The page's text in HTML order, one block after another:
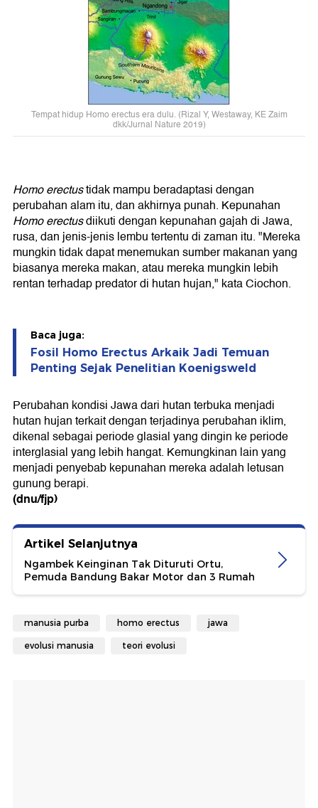
Tempat hidup Homo erectus era dulu. (Rizal Y, Westaway, KE Zaim
dkk/Jurnal Nature 2019)
Homo erectustidak mampu beradaptasi dengan
perubahan alam itu, dan akhirnya punah. Kepunahan
Homo erectusdiikuti dengan kepunahan gajah di Jawa,
rusa, dan jenis-jenis lembu tertentu di zaman itu. "Mereka
mungkin tidak dapat menemukan sumber makanan yang
biasanya mereka makan, atau mereka mungkin lebih
rentan terhadap predator di hutan hujan," kata Ciochon.
Baca juga:
Fosil Homo Erectus Arkaik Jadi Temuan
Penting Sejak Penelitian Koenigsweld
Perubahan kondisi Jawa dari hutan terbuka menjadi
hutan hujan terkait dengan terjadinya perubahan iklim,
dikenal sebagai periode glasial yang dingin ke periode
interglasial yang lebih hangat. Kemungkinan lain yang
menjadi penyebab kepunahan mereka adalah letusan
gunung berapi.
(dnu/fjp)
Artikel Selanjutnya
Ngambek Keinginan Tak Dituruti Ortu,
Pemuda Bandung Bakar Motor dan 3 Rumah
manusia purba homo erectus jawa
evolusi manusia teori evolusi